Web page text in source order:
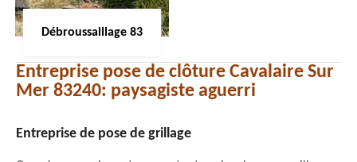
Débroussaillage 83
Entreprise pose de clôture Cavalaire Sur
Mer 83240: paysagiste aguerri
Entreprise de pose de grillage